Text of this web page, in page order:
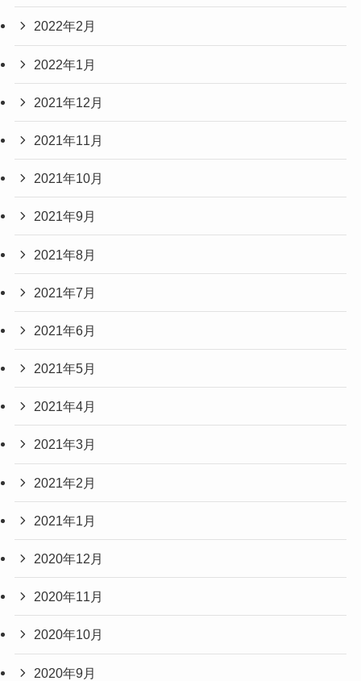
2022年2月
2022年1月
2021年12月
2021年11月
2021年10月
2021年9月
2021年8月
2021年7月
2021年6月
2021年5月
2021年4月
2021年3月
2021年2月
2021年1月
2020年12月
2020年11月
2020年10月
2020年9月